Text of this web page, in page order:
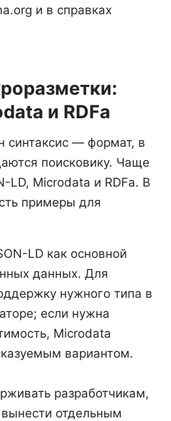
и в справках
и RDFa
синтаксис — формат, в
поисковику. Чаще
LD, Microdata и RDFa. В
примеры для
LD как основной
данных. Для
нужного типа в
если нужна
Microdata
вариантом.
разработчикам,
отдельным